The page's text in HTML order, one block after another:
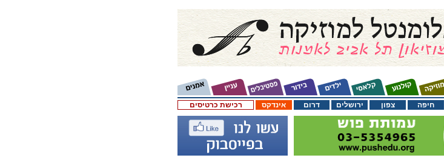
רכישת כרטיסים אינדקס דרום ירושלים צפון חיפה